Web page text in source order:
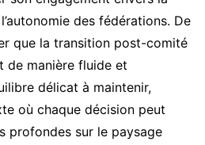
des fédérations. De
que la transition post-comité
de manière fluide et
délicat à maintenir,
où chaque décision peut
profondes sur le paysage